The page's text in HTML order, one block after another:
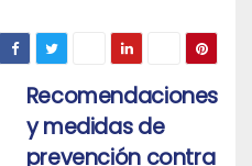
Recomendaciones
y medidas de
prevención contra